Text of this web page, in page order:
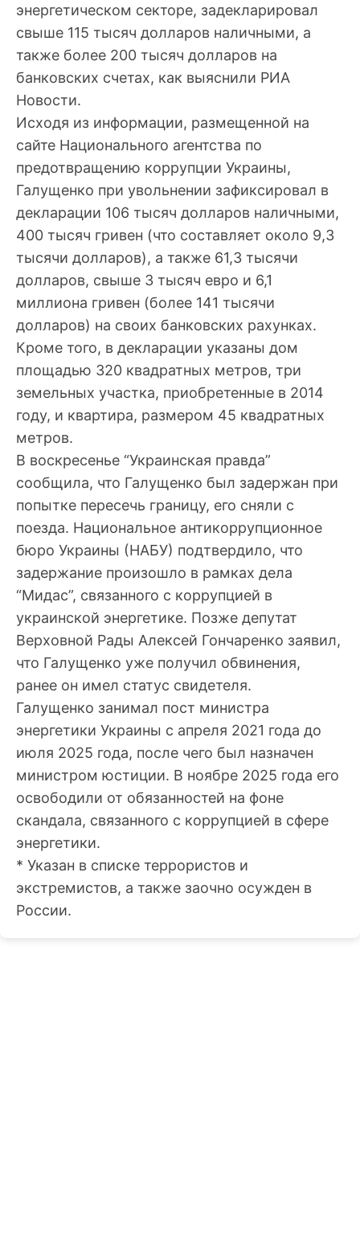
энергетическом секторе, задекларировал
свыше 115 тысяч долларов наличными, а
также более 200 тысяч долларов на
банковских счетах, как выяснили РИА
Новости.
Исходя из информации, размещенной на
сайте Национального агентства по
предотвращению коррупции Украины,
Галущенко при увольнении зафиксировал в
декларации 106 тысяч долларов наличными,
400 тысяч гривен (что составляет около 9,3
тысячи долларов), а также 61,3 тысячи
долларов, свыше 3 тысяч евро и 6,1
миллиона гривен (более 141 тысячи
долларов) на своих банковских рахунках.
Кроме того, в декларации указаны дом
площадью 320 квадратных метров, три
земельных участка, приобретенные в 2014
году, и квартира, размером 45 квадратных
метров.
В воскресенье “Украинская правда”
сообщила, что Галущенко был задержан при
попытке пересечь границу, его сняли с
поезда. Национальное антикоррупционное
бюро Украины (НАБУ) подтвердило, что
задержание произошло в рамках дела
“Мидас”, связанного с коррупцией в
украинской энергетике. Позже депутат
Верховной Рады Алексей Гончаренко заявил,
что Галущенко уже получил обвинения,
ранее он имел статус свидетеля.
Галущенко занимал пост министра
энергетики Украины с апреля 2021 года до
июля 2025 года, после чего был назначен
министром юстиции. В ноябре 2025 года его
освободили от обязанностей на фоне
скандала, связанного с коррупцией в сфере
энергетики.
* Указан в списке террористов и
экстремистов, а также заочно осужден в
России.